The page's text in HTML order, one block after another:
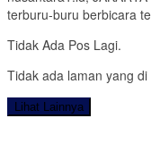
terburu-buru berbicara
Tidak Ada Pos Lagi.
Tidak ada laman yang di
Lihat Lainnya